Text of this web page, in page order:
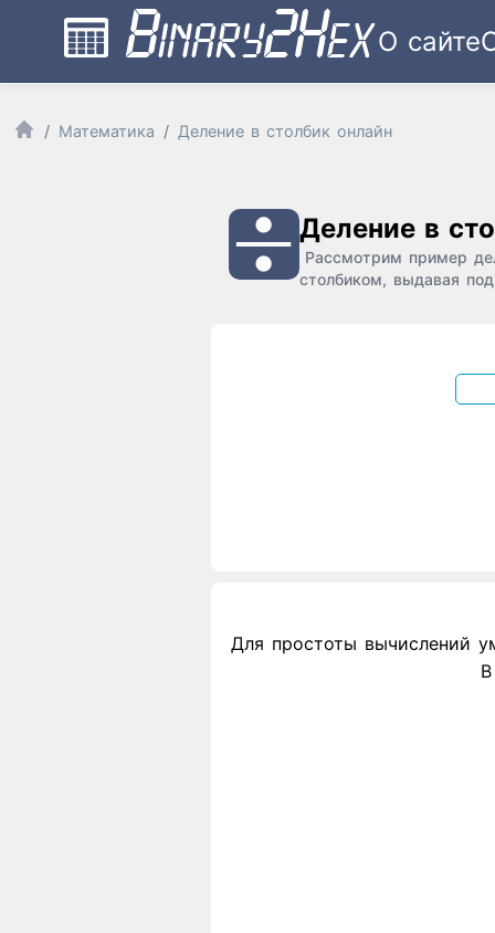
О сайте
Математика Деление в столбик онлайн
Деление в
Рассмотрим пример
столбиком, выдавая
Для простоты вычислений